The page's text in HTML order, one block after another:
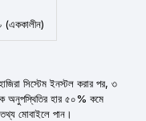
সিস্টেম ইনস্টল করার পর, ৩
অনুপস্থিতির হার ৫০% কমে
মোবাইলে পান।